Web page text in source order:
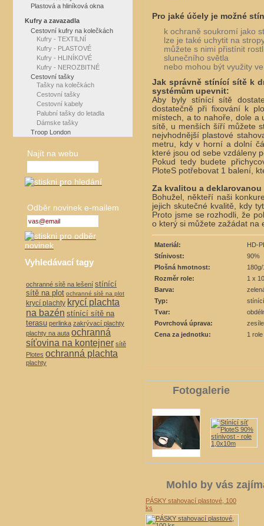
Pro jaké účely je možné
k ochraně soukromí jako
lze je také uchytit na
můžete s nimi přistínit
slunečního světla
nebo mohou být využity
Jak správně stínící sítě k
systémům upevnit:
Aby byly stínící sítě
dostatečně při fixování k
místech, a to nahoře, dole a
sítě, u menších šíří můžete
nejvhodnější plastové
metru, kdy v horní a dolní
které jsou od sebe vzdáleny
Pokud tedy budete
PloteS potřebovat 1 balení,
Za kvalitou a
Bohužel, někteří naši
jejich skutečné kvalitě, kdy
Proto jsme se rozhodli, že
o který si můžete zažádat na
Materiál:
HD-
Stínivost:
90%
Plošná hmotnost:
Rozměr role:
1 x
Barva:
Typ:
Tvar:
Povrchová úprava:
Cena za jednotku:
1 role
Fotogalerie
Mohlo by vás
PÁSKY stahovací plastové, 100
ks
Plastová a hliníková okna
Kufry a zavazadla
Cestovní kufry na kolečkách
Kufry - TEXTILNÍ
Kufry - PLASTOVÉ
Kufry - HLINÍKOVÉ
Kufry - NEROZBITNÉ
Cestovní tašky
Tašky na kolečkách
Cestovní tašky
Cestovní kabely
Palubní tašky do letadla
Dámske tašky
Troop London
Najít na webu
Odběr novinek e-mailem
Vyhledávací tagy
ochranné sítě na lešení stínící
sítě na plot ochranné sítě na plot
krycí plachty krycí plachta
na bazén stínící sítě na
terasu perlinka zakrývací plachty
plachty na auta ochranná
síťovina na kontejner sítě
Plotes ochranná plachta
plachty